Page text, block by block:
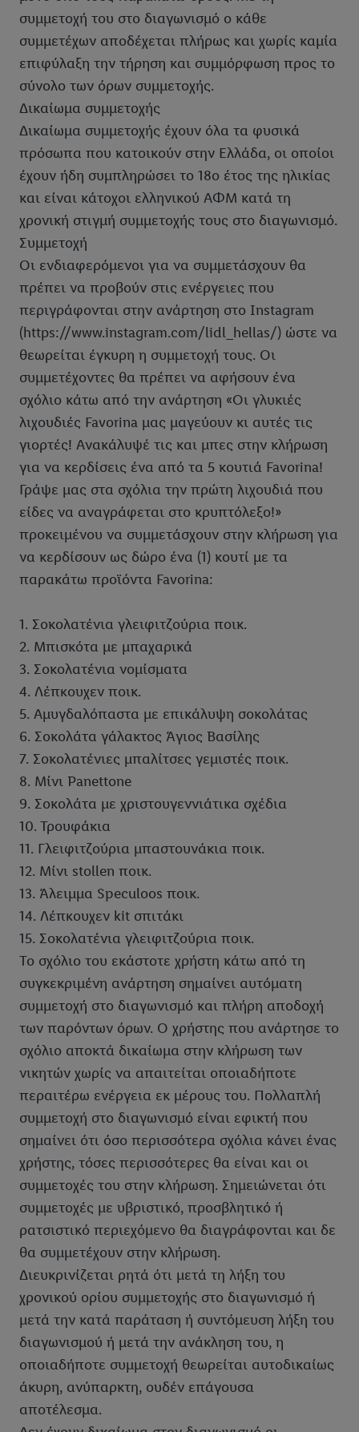
συμμετοχή του στο διαγωνισμό ο κάθε
συμμετέχων αποδέχεται πλήρως και χωρίς καμία
επιφύλαξη την τήρηση και συμμόρφωση προς το
σύνολο των όρων συμμετοχής.
Δικαίωμα συμμετοχής
Δικαίωμα συμμετοχής έχουν όλα τα φυσικά
πρόσωπα που κατοικούν στην Ελλάδα, οι οποίοι
έχουν ήδη συμπληρώσει το 18ο έτος της ηλικίας
και είναι κάτοχοι ελληνικού ΑΦΜ κατά τη
χρονική στιγμή συμμετοχής τους στο διαγωνισμό.
Συμμετοχή
Οι ενδιαφερόμενοι για να συμμετάσχουν θα
πρέπει να προβούν στις ενέργειες που
περιγράφονται στην ανάρτηση στο Instagram
(https://www.instagram.com/lidl_hellas/) ώστε να
θεωρείται έγκυρη η συμμετοχή τους. Οι
συμμετέχοντες θα πρέπει να αφήσουν ένα
σχόλιο κάτω από την ανάρτηση «Οι γλυκιές
λιχουδιές Favorina μας μαγεύουν κι αυτές τις
γιορτές! Ανακάλυψέ τις και μπες στην κλήρωση
για να κερδίσεις ένα από τα 5 κουτιά Favorina!
Γράψε μας στα σχόλια την πρώτη λιχουδιά που
είδες να αναγράφεται στο κρυπτόλεξο!»
προκειμένου να συμμετάσχουν στην κλήρωση για
να κερδίσουν ως δώρο ένα (1) κουτί με τα
παρακάτω προϊόντα Favorina:
1. Σοκολατένια γλειφιτζούρια ποικ.
2. Μπισκότα με μπαχαρικά
3. Σοκολατένια νομίσματα
4. Λέπκουχεν ποικ.
5. Αμυγδαλόπαστα με επικάλυψη σοκολάτας
6. Σοκολάτα γάλακτος Άγιος Βασίλης
7. Σοκολατένιες μπαλίτσες γεμιστές ποικ.
8. Μίνι Panettone
9. Σοκολάτα με χριστουγεννιάτικα σχέδια
10. Τρουφάκια
11. Γλειφιτζούρια μπαστουνάκια ποικ.
12. Μίνι stollen ποικ.
13. Άλειμμα Speculoos ποικ.
14. Λέπκουχεν kit σπιτάκι
15. Σοκολατένια γλειφιτζούρια ποικ.
Το σχόλιο του εκάστοτε χρήστη κάτω από τη
συγκεκριμένη ανάρτηση σημαίνει αυτόματη
συμμετοχή στο διαγωνισμό και πλήρη αποδοχή
των παρόντων όρων. Ο χρήστης που ανάρτησε το
σχόλιο αποκτά δικαίωμα στην κλήρωση των
νικητών χωρίς να απαιτείται οποιαδήποτε
περαιτέρω ενέργεια εκ μέρους του. Πολλαπλή
συμμετοχή στο διαγωνισμό είναι εφικτή που
σημαίνει ότι όσο περισσότερα σχόλια κάνει ένας
χρήστης, τόσες περισσότερες θα είναι και οι
συμμετοχές του στην κλήρωση. Σημειώνεται ότι
συμμετοχές με υβριστικό, προσβλητικό ή
ρατσιστικό περιεχόμενο θα διαγράφονται και δε
θα συμμετέχουν στην κλήρωση.
Διευκρινίζεται ρητά ότι μετά τη λήξη του
χρονικού ορίου συμμετοχής στο διαγωνισμό ή
μετά την κατά παράταση ή συντόμευση λήξη του
διαγωνισμού ή μετά την ανάκληση του, η
οποιαδήποτε συμμετοχή θεωρείται αυτοδικαίως
άκυρη, ανύπαρκτη, ουδέν επάγουσα
αποτέλεσμα.